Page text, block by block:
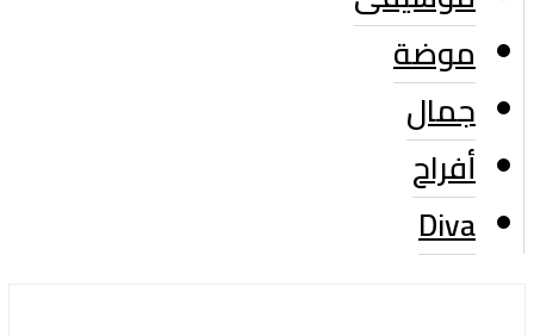
موضة
جمال
أفراح
Diva